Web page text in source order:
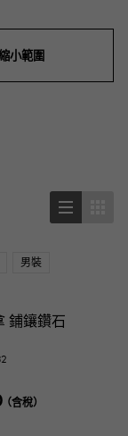
金
金王
小範圍
男裝
鋪鑲鑽石
（含稅）